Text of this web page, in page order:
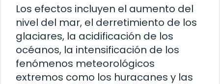
Los efectos incluyen el aumento del
nivel del mar, el derretimiento de los
glaciares, la acidificación de los
océanos, la intensificación de los
fenómenos meteorológicos
extremos como los huracanes y las